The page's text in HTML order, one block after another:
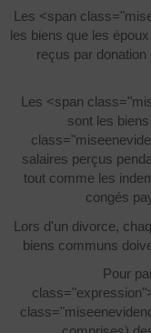
Les <span
les biens que les
reçus par
Les <span
sont les
salaires perçus
tout comme les
congés
Lors d'un divorce,
biens communs
Pour